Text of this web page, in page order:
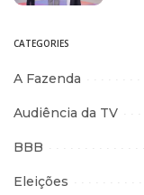
CATEGORIES
A Fazenda
Audiência da TV
BBB
Eleições